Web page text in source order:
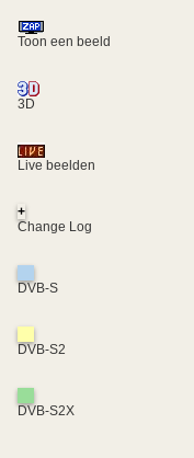
Toon een beeld
3D
Live beelden
+
Change Log
DVB-S
DVB-S2
DVB-S2X